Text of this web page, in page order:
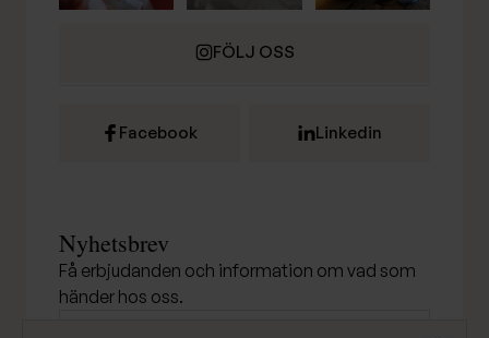
FÖLJ OSS
Facebook Linkedin
Nyhetsbrev
Få erbjudanden och information om vad som
händer hos oss.